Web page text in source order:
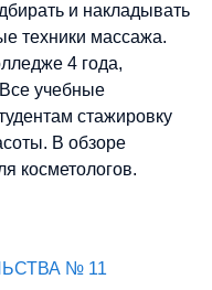
и накладывать
техники массажа.
4 года,
учебные
стажировку
В обзоре
косметологов.
№ 11